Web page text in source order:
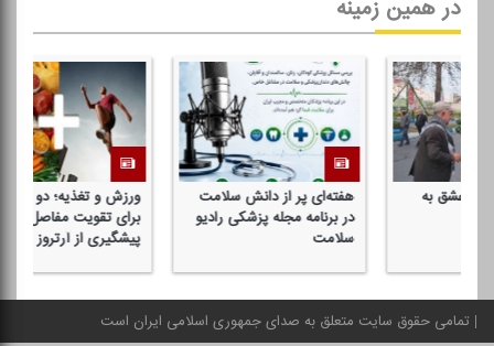
در همین زمینه
هفته‌ای پر از دانش سلامت
در برنامه مجله پزشكی رادیو
ورزش و تغذیه؛ دو بال مهم
برای تقویت مفاصل و
پیشگیری از آرتروز
تمامی حقوق سایت متعلق به صدای جمهوری اسلامی ایران است